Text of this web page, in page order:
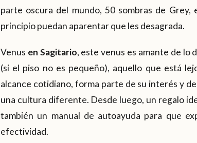
parte oscura del mundo, 50 sombras de
principio puedan aparentar que les desagrada.
Venus en Sagitario, este venus es amante de lo
(si el piso no es pequeño), aquello que está
alcance cotidiano, forma parte de su interés y
una cultura diferente. Desde luego, un regalo
también un manual de autoayuda para que
efectividad.